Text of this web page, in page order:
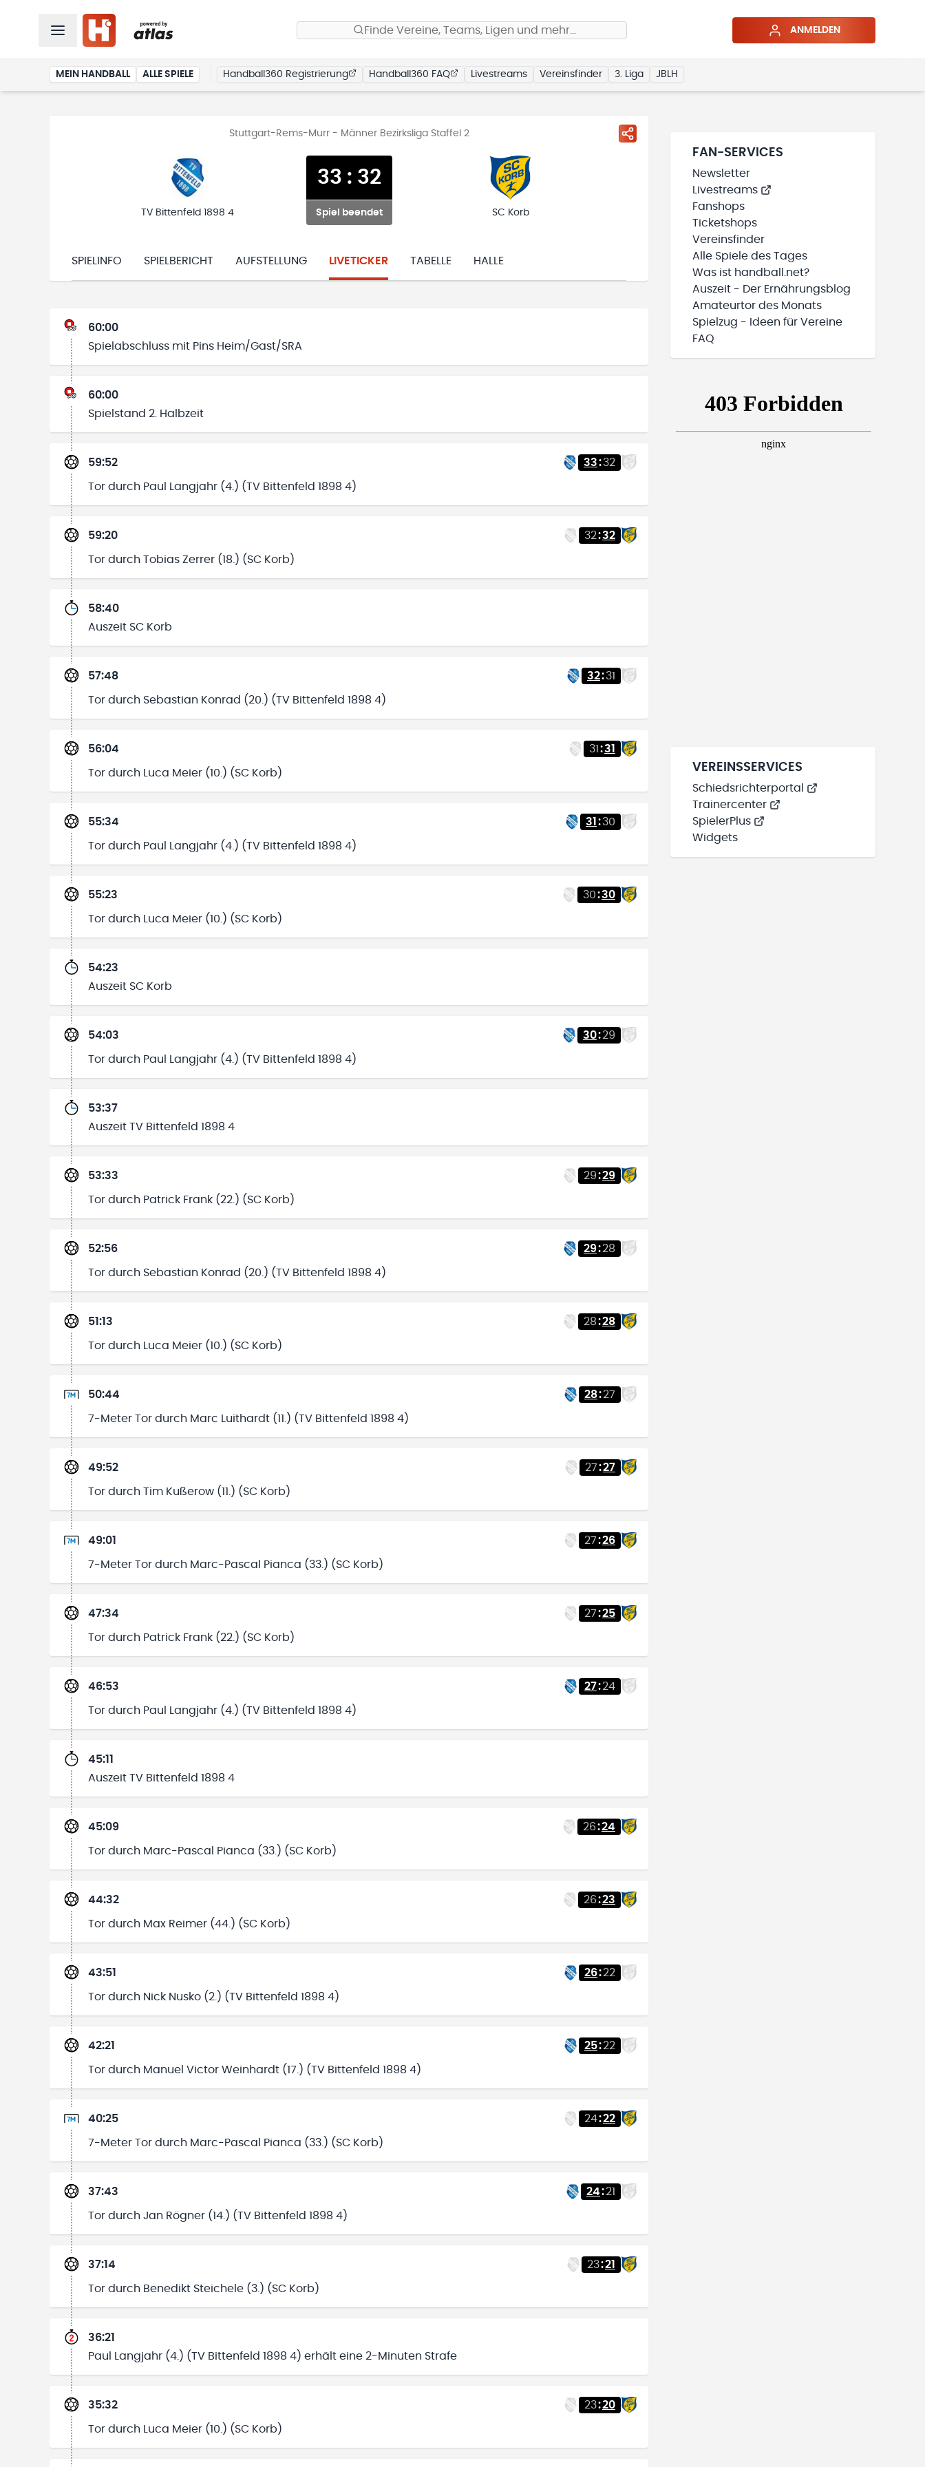
Finde Vereine, Teams, Ligen und mehr… ANMELDEN
MEIN HANDBALL ALLE SPIELE Handball360 Registrierung Handball360 FAQ Livestreams Vereinsfinder 3. Liga JBLH
Stuttgart-Rems-Murr - Männer Bezirksliga Staffel 2
TV Bittenfeld 1898 4
33 : 32
Spiel beendet SC Korb
SPIELINFO SPIELBERICHT AUFSTELLUNG LIVETICKER TABELLE HALLE
60:00
Spielabschluss mit Pins Heim/Gast/SRA
60:00
Spielstand 2. Halbzeit
59:52 33:32
Tor durch Paul Langjahr (4.) (TV Bittenfeld 1898 4)
59:20 32:32
Tor durch Tobias Zerrer (18.) (SC Korb)
58:40
Auszeit SC Korb
57:48 32:31
Tor durch Sebastian Konrad (20.) (TV Bittenfeld 1898 4)
56:04 31 :31
Tor durch Luca Meier (10.) (SC Korb)
55:34 31 :30
Tor durch Paul Langjahr (4.) (TV Bittenfeld 1898 4)
55:23 30:30
Tor durch Luca Meier (10.) (SC Korb)
54:23
Auszeit SC Korb
54:03 30:29
Tor durch Paul Langjahr (4.) (TV Bittenfeld 1898 4)
53:37
Auszeit TV Bittenfeld 1898 4
53:33 29:29
Tor durch Patrick Frank (22.) (SC Korb)
52:56 29:28
Tor durch Sebastian Konrad (20.) (TV Bittenfeld 1898 4)
51:13 28:28
Tor durch Luca Meier (10.) (SC Korb)
50:44 28:27
7-Meter Tor durch Marc Luithardt (11.) (TV Bittenfeld 1898 4)
49:52 27:27
Tor durch Tim Kußerow (11.) (SC Korb)
49:01 27:26
7-Meter Tor durch Marc-Pascal Pianca (33.) (SC Korb)
47:34 27:25
Tor durch Patrick Frank (22.) (SC Korb)
46:53 27:24
Tor durch Paul Langjahr (4.) (TV Bittenfeld 1898 4)
45:11
Auszeit TV Bittenfeld 1898 4
45:09 26:24
Tor durch Marc-Pascal Pianca (33.) (SC Korb)
44:32 26:23
Tor durch Max Reimer (44.) (SC Korb)
43:51 26:22
Tor durch Nick Nusko (2.) (TV Bittenfeld 1898 4)
42:21 25:22
Tor durch Manuel Victor Weinhardt (17.) (TV Bittenfeld 1898 4)
40:25 24:22
7-Meter Tor durch Marc-Pascal Pianca (33.) (SC Korb)
37:43 24:21
Tor durch Jan Rögner (14.) (TV Bittenfeld 1898 4)
37:14 23:21
Tor durch Benedikt Steichele (3.) (SC Korb)
36:21
Paul Langjahr (4.) (TV Bittenfeld 1898 4) erhält eine 2-Minuten Strafe
35:32 23:20
Tor durch Luca Meier (10.) (SC Korb)
FAN-SERVICES
Newsletter
Livestreams
Fanshops
Ticketshops
Vereinsfinder
Alle Spiele des Tages
Was ist handball.net?
Auszeit - Der Ernährungsblog
Amateurtor des Monats
Spielzug - Ideen für Vereine
FAQ
VEREINSSERVICES
Schiedsrichterportal
Trainercenter
SpielerPlus
Widgets